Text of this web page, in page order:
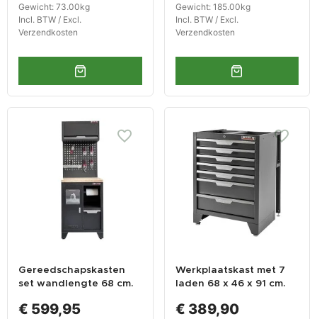
Gewicht: 73.00kg
Incl. BTW / Excl.
Verzendkosten
Gewicht: 185.00kg
Incl. BTW / Excl.
Verzendkosten
Gereedschapskasten
set wandlengte 68 cm.
hangkast,
€ 599,95
Werkplaatskast met 7
laden 68 x 46 x 91 cm.
€ 389,90